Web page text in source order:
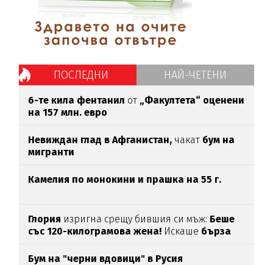
ПОСЛЕДНИ НАЙ-ЧЕТЕНИ
6-те кила фентанил от „Факултета“ оценени
на 157 млн. евро
Невиждан глад в Афганистан, чакат бум на
мигранти
Камелия по монокини и прашка на 55 г.
Глория изригна срещу бившия си мъж: Беше
със 120-килограмова жена! Искаше бърза
Бум на "черни вдовици" в Русия